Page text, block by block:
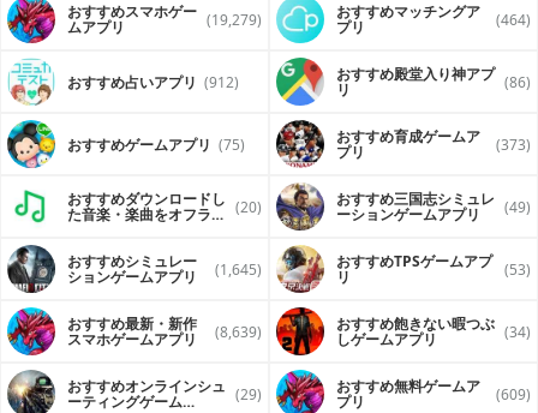
おすすめスマホゲー
ムアプリ (19,279) おすすめマッチングア
プリ (464)
おすすめ占いアプリ (912) おすすめ殿堂入り神アプ
リ (86)
おすすめゲームアプリ (75) おすすめ育成ゲームア
プリ (373)
おすすめダウンロードし
た音楽・楽曲をオフライ (20) おすすめ三国志シミュレ
ーションゲームアプリ (49)
おすすめシミュレー
ションゲームアプリ (1,645) おすすめTPSゲームアプ
リ (53)
おすすめ最新・新作
スマホゲームアプリ (8,639) おすすめ飽きない暇つぶ
しゲームアプリ (34)
おすすめオンラインシュ
ーティングゲーム (29) おすすめ無料ゲームア
プリ (609)